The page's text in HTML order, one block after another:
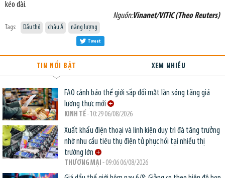
kéo dài.
Nguồn:Vinanet/VITIC (Theo Reuters)
Tags: Dầu thô châu Á năng lượng
Tweet
TIN NỔI BẬT XEM NHIỀU
FAO cảnh báo thế giới sắp đối mặt làn sóng tăng giá
lương thực mới
KINH TẾ- 10:29 06/08/2026
Xuất khẩu điện thoại và linh kiện duy trì đà tăng trưởng
nhờ nhu cầu tiêu thụ điện tử phục hồi tại nhiều thị
trường lớn
THƯƠNG MẠI - 09:06 06/08/2026